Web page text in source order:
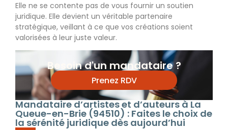
Elle ne se contente pas de vous fournir un soutien
juridique. Elle devient un véritable partenaire
stratégique, veillant à ce que vos créations soient
valorisées à leur juste valeur.
Besoin d'un mandataire ?
Prenez RDV
Mandataire d’artistes et d’auteurs à La
Queue-en-Brie (94510) : Faites le choix de
la sérénité juridique dès aujourd’hui